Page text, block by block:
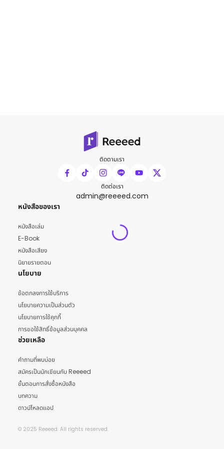
ติดตามเรา
ติดต่อเรา
admin@reeeed.com
หนังสือของเรา
หนังสือเล่ม
E-Book
หนังสือเสียง
นิยายรายตอน
นโยบาย
ข้อตกลงการใช้บริการ
นโยบายความเป็นส่วนตัว
นโยบายการใช้คุกกี้
การขอใช้สิทธิ์ข้อมูลส่วนบุคคล
ช่วยเหลือ
คำถามที่พบบ่อย
สมัครเป็นนักเขียนกับ Reeeed
ขั้นตอนการสั่งซื้อหนังสือ
บทความ
ดาวน์โหลดแอป
© 2025 Reeeed. All rights reserved.